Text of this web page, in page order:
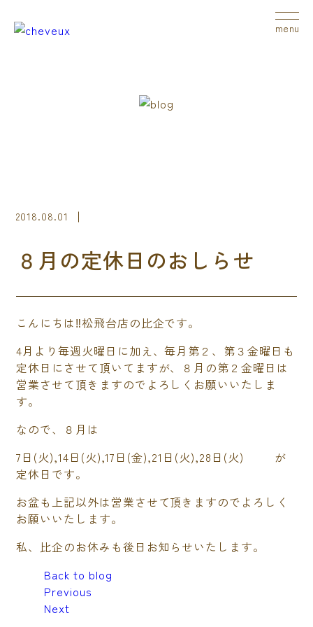
menu
2018.08.01
８月の定休日のおしらせ
こんにちは‼松飛台店の比企です。
4月より毎週火曜日に加え、毎月第２、第３金曜日も
定休日にさせて頂いてますが、８月の第２金曜日は
営業させて頂きますのでよろしくお願いいたしま
す。
なので、８月は
7日(火),14日(火),17日(金),21日(火),28日(火) が
定休日です。
お盆も上記以外は営業させて頂きますのでよろしく
お願いいたします。
私、比企のお休みも後日お知らせいたします。
Back to blog
Previous
Next